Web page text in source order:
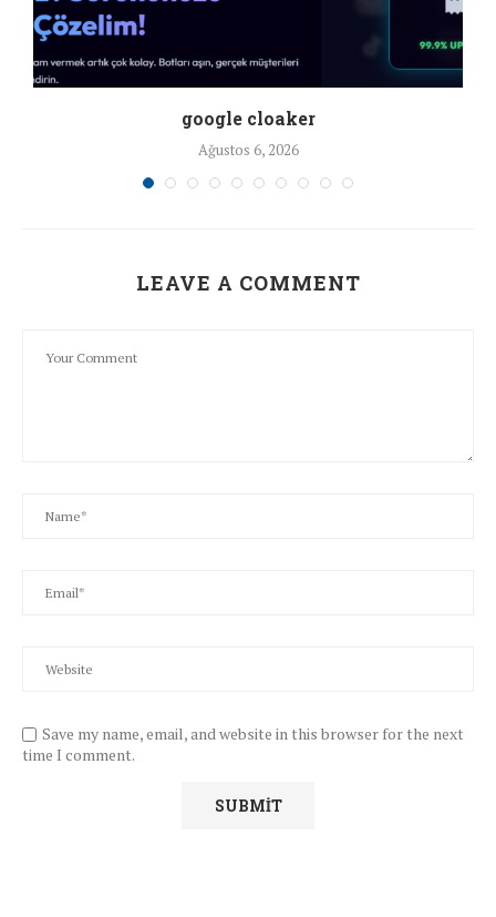
google cloaker
Ağustos 6, 2026
LEAVE A COMMENT
Save my name, email, and website in this browser for the next
time I comment.